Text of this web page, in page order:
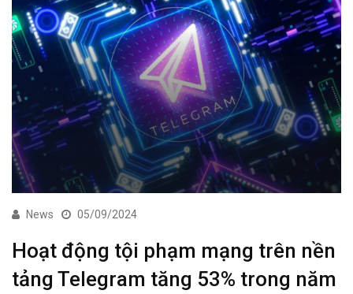
News 05/09/2024
Hoạt động tội phạm mạng trên nền
tảng Telegram tăng 53% trong năm